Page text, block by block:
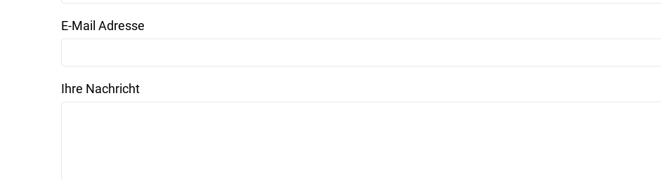
E-Mail Adresse
Ihre Nachricht